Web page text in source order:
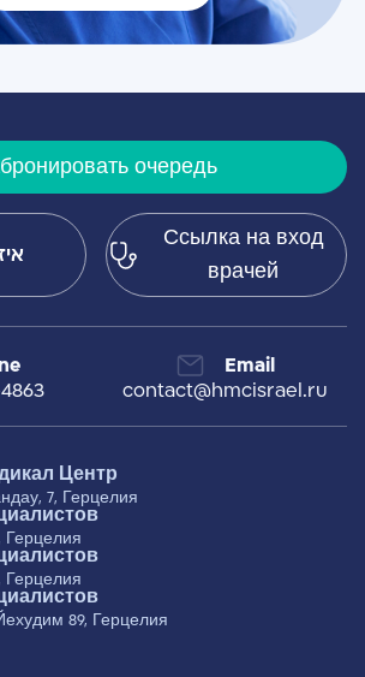
очередь
Ссылка на вход
врачей
Email
contact@hmcisrael.ru
Центр
7, Герцелия
89, Герцелия